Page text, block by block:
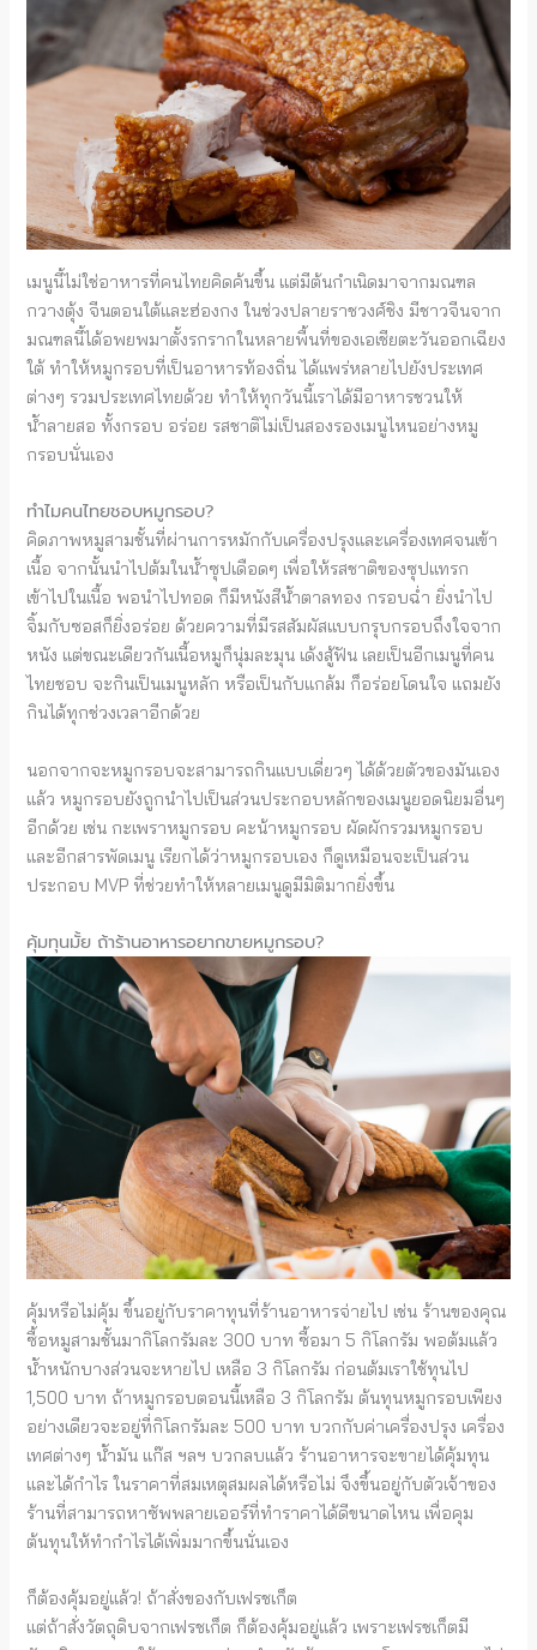
เมนูนี้ไม่ใช่อาหารที่คนไทยคิดค้นขึ้น แต่มีต้นกำเนิดมาจากมณฑล
กวางตุ้ง จีนตอนใต้และฮ่องกง ในช่วงปลายราชวงศ์ชิง มีชาวจีนจาก
มณฑลนี้ได้อพยพมาตั้งรกรากในหลายพื้นที่ของเอเชียตะวันออกเฉียง
ใต้ ทำให้หมูกรอบที่เป็นอาหารท้องถิ่น ได้แพร่หลายไปยังประเทศ
ต่างๆ รวมประเทศไทยด้วย ทำให้ทุกวันนี้เราได้มีอาหารชวนให้
น้ำลายสอ ทั้งกรอบ อร่อย รสชาติไม่เป็นสองรองเมนูไหนอย่างหมู
กรอบนั่นเอง
ทำไมคนไทยชอบหมูกรอบ?
คิดภาพหมูสามชั้นที่ผ่านการหมักกับเครื่องปรุงและเครื่องเทศจนเข้า
เนื้อ จากนั้นนำไปต้มในน้ำซุปเดือดๆ เพื่อให้รสชาติของซุปแทรก
เข้าไปในเนื้อ พอนำไปทอด ก็มีหนังสีน้ำตาลทอง กรอบฉ่ำ ยิ่งนำไป
จิ้มกับซอสก็ยิ่งอร่อย ด้วยความที่มีรสสัมผัสแบบกรุบกรอบถึงใจจาก
หนัง แต่ขณะเดียวกันเนื้อหมูก็นุ่มละมุน เด้งสู้ฟัน เลยเป็นอีกเมนูที่คน
ไทยชอบ จะกินเป็นเมนูหลัก หรือเป็นกับแกล้ม ก็อร่อยโดนใจ แถมยัง
กินได้ทุกช่วงเวลาอีกด้วย
นอกจากจะหมูกรอบจะสามารถกินแบบเดี่ยวๆ ได้ด้วยตัวของมันเอง
แล้ว หมูกรอบยังถูกนำไปเป็นส่วนประกอบหลักของเมนูยอดนิยมอื่นๆ
อีกด้วย เช่น กะเพราหมูกรอบ คะน้าหมูกรอบ ผัดผักรวมหมูกรอบ
และอีกสารพัดเมนู เรียกได้ว่าหมูกรอบเอง ก็ดูเหมือนจะเป็นส่วน
ประกอบ MVP ที่ช่วยทำให้หลายเมนูดูมีมิติมากยิ่งขึ้น
คุ้มทุนมั้ย ถ้าร้านอาหารอยากขายหมูกรอบ?
คุ้มหรือไม่คุ้ม ขึ้นอยู่กับราคาทุนที่ร้านอาหารจ่ายไป เช่น ร้านของคุณ
ซื้อหมูสามชั้นมากิโลกรัมละ 300 บาท ซื้อมา 5 กิโลกรัม พอต้มแล้ว
น้ำหนักบางส่วนจะหายไป เหลือ 3 กิโลกรัม ก่อนต้มเราใช้ทุนไป
1,500 บาท ถ้าหมูกรอบตอนนี้เหลือ 3 กิโลกรัม ต้นทุนหมูกรอบเพียง
อย่างเดียวจะอยู่ที่กิโลกรัมละ 500 บาท บวกกับค่าเครื่องปรุง เครื่อง
เทศต่างๆ น้ำมัน แก๊ส ฯลฯ บวกลบแล้ว ร้านอาหารจะขายได้คุ้มทุน
และได้กำไร ในราคาที่สมเหตุสมผลได้หรือไม่ จึงขึ้นอยู่กับตัวเจ้าของ
ร้านที่สามารถหาซัพพลายเออร์ที่ทำราคาได้ดีขนาดไหน เพื่อคุม
ต้นทุนให้ทำกำไรได้เพิ่มมากขึ้นนั่นเอง
ก็ต้องคุ้มอยู่แล้ว! ถ้าสั่งของกับเฟรชเก็ต
แต่ถ้าสั่งวัตถุดิบจากเฟรชเก็ต ก็ต้องคุ้มอยู่แล้ว เพราะเฟรชเก็ตมี